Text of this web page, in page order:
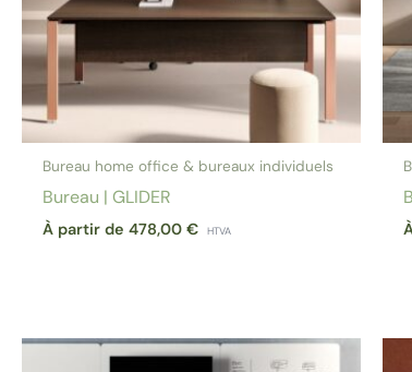
Bureau home office & bureaux individuels
Bureau | GLIDER
À partir de478,00€ HTVA